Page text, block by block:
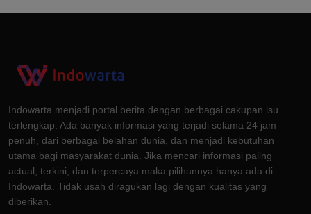
Indowarta menjadi portal berita dengan berbagai cakupan isu
terlengkap. Ada banyak informasi yang terjadi selama 24 jam
penuh, dari berbagai belahan dunia, dan menjadi kebutuhan
utama bagi masyarakat dunia. Jika mencari informasi paling
actual, terkini, dan terpercaya maka pilihannya hanya ada di
Indowarta. Tidak usah diragukan lagi dengan kualitas yang
diberikan.